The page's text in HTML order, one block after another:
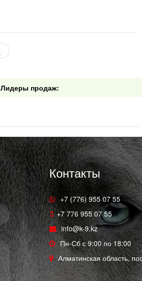
Лидеры продаж:
Контакты
+7 (776) 955 07 55
+7 776 955 07 55
info@k-9.kz
Пн-Сб с 9:00 по 18:00
Алматинская область,